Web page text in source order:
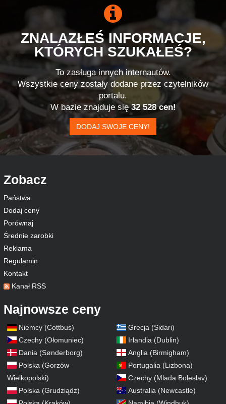
ZNALAZŁEŚ INFORMACJE,
KTÓRYCH SZUKAŁEŚ?
To zasługa innych internautów.
Wszystkie ceny zostały dodane przez czytelników
portalu.
W bazie znajduje się32 528 cen!
DODAJ SWOJE CENY!
Zobacz
Państwa
Dodaj ceny
Porównaj
Średnie zarobki
Reklama
Regulamin
Kontakt
Kanał RSS
Najnowsze ceny
Niemcy (Cottbus)
Czechy (Ołomuniec)
Dania (Sønderborg)
Polska (Gorzów
Wielkopolski)
Polska (Grudziądz)
Grecja (Sidari)
Irlandia (Dublin)
Anglia (Birmigham)
Portugalia (Lizbona)
Czechy (Mlada Boleslav)
Australia (Newcastle)